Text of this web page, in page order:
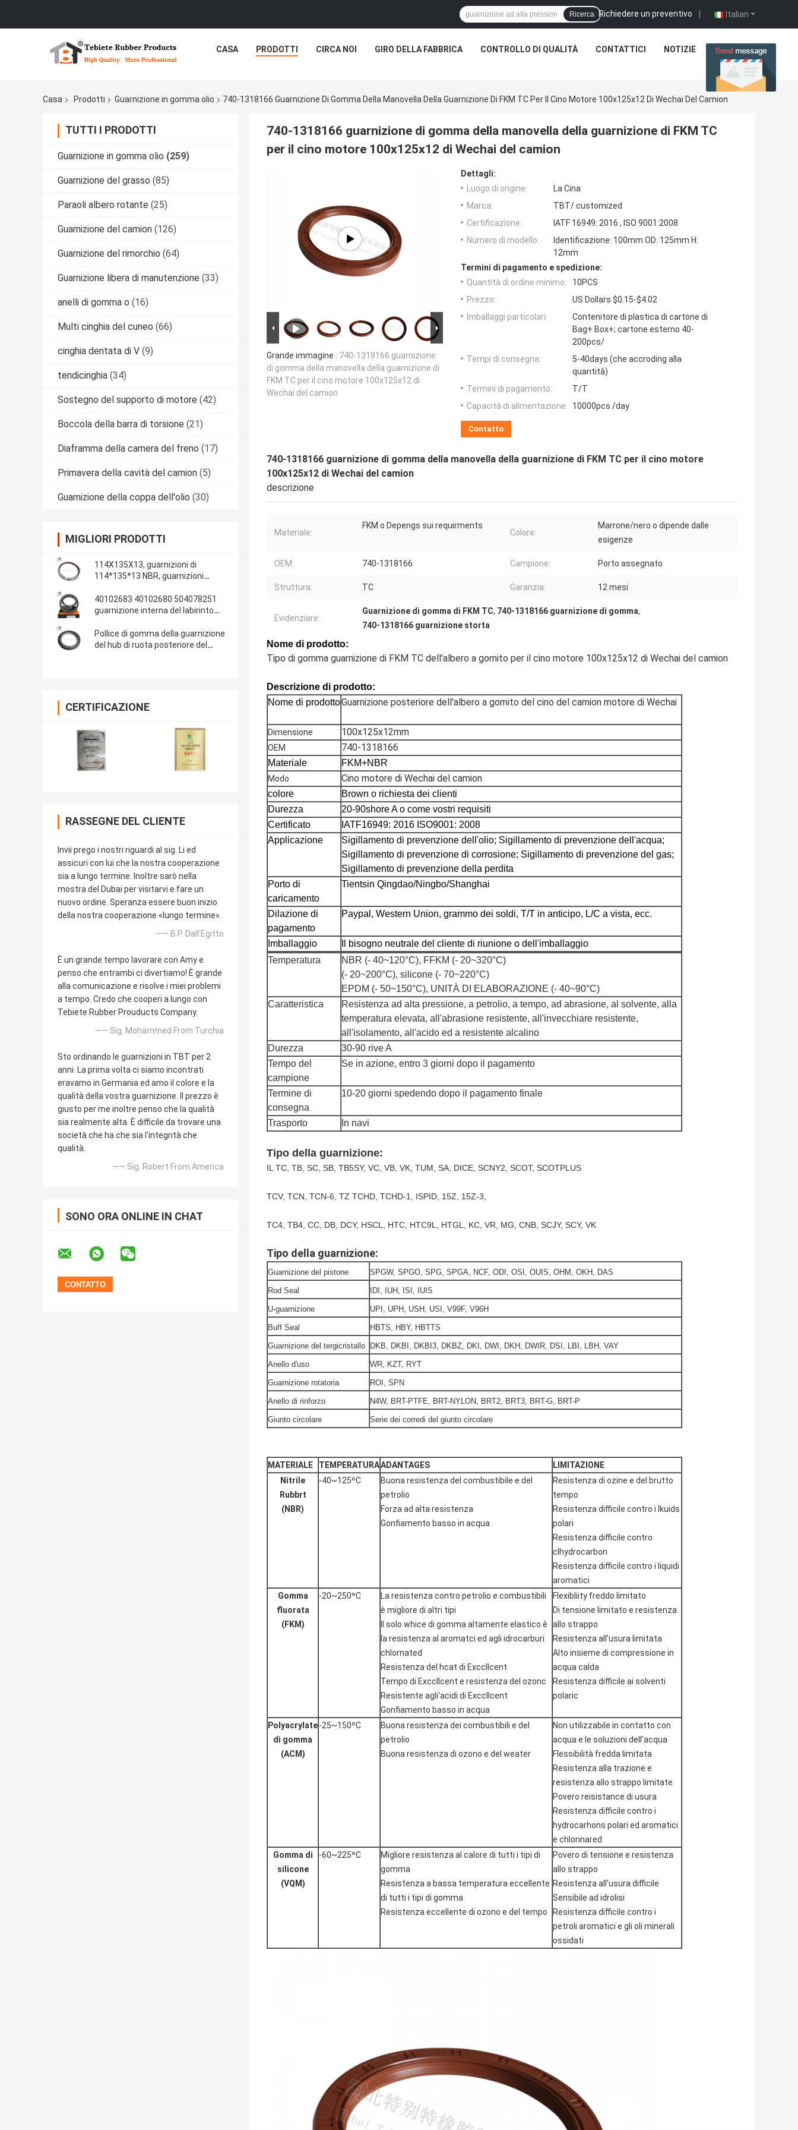
Italian
Richiedere un preventivo |
Ricerca
CASA PRODOTTI CIRCA NOI GIRO DELLA FABBRICA CONTROLLO DI QUALITÀ CONTATTICI NOTIZIE CASI
Casa Prodotti Guarnizione in gomma olio 740-1318166 Guarnizione Di Gomma Della Manovella Della Guarnizione Di FKM TC Per Il Cino Motore 100x125x12 Di Wechai Del Camion
TUTTI I PRODOTTI
Guarnizione in gomma olio (259)
Guarnizione del grasso (85)
Paraoli albero rotante (25)
Guarnizione del camion (126)
Guarnizione del rimorchio (64)
Guarnizione libera di manutenzione (33)
anelli di gomma o (16)
Multi cinghia del cuneo (66)
cinghia dentata di V (9)
tendicinghia (34)
Sostegno del supporto di motore (42)
Boccola della barra di torsione (21)
Diaframma della camera del freno (17)
Primavera della cavità del camion (5)
Guarnizione della coppa dell'olio (30)
MIGLIORI PRODOTTI
114X135X13, guarnizioni di
114*135*13 NBR, guarnizioni
materiale delle guarnizioni: NBR
40102683 40102680 504078251
guarnizione interna del labirinto
gomito di IVECO 100*130*13/14
Pollice di gomma della guarnizione
del hub di ruota posteriore del
CERTIFICAZIONE
RASSEGNE DEL CLIENTE
Invii prego i nostri riguardi al sig. Li ed
assicuri con lui che la nostra cooperazione
sia a lungo termine. Inoltre sarò nella
mostra del Dubai per visitarvi e fare un
nuovo ordine. Speranza essere buon inizio
della nostra cooperazione «lungo termine».
—— B.P. Dall'Egitto
È un grande tempo lavorare con Amy e
penso che entrambi ci divertiamo! È grande
alla comunicazione e risolve i miei problemi
a tempo. Credo che cooperi a lungo con
Tebiete Rubber Prouducts Company.
—— Sig. Mohammed From Turchia
Sto ordinando le guarnizioni in TBT per 2
anni. La prima volta ci siamo incontrati
eravamo in Germania ed amo il colore e la
qualità della vostra guarnizione. Il prezzo è
giusto per me inoltre penso che la qualità
sia realmente alta. È difficile da trovare una
società che ha che sia l'integrità che
qualità.
—— Sig. Robert From America
SONO ORA ONLINE IN CHAT
740-1318166 guarnizione di gomma della manovella della guarnizione di FKM TC
per il cino motore 100x125x12 di Wechai del camion
Grande immagine : 740-1318166 guarnizione
di gomma della manovella della guarnizione di
FKM TC per il cino motore 100x125x12 di
Wechai del camion
Dettagli:
Luogo di origine:
La Cina
Marca:
TBT/ customized
Certificazione:
IATF 16949: 2016 , ISO 9001:2008
Numero di modello:
Identificazione: 100mm OD: 125mm H:
12mm
Termini di pagamento e spedizione:
Quantità di ordine minimo:
10PCS
Prezzo:
US Dollars $0.15-$4.02
Imballaggi particolari:
Contenitore di plastica di cartone di
Bag+ Box+; cartone esterno 40-
200pcs/
Tempi di consegna:
5-40days (che accroding alla
quantità)
Termini di pagamento:
T/T
Capacità di alimentazione:
10000pcs /day
Contatto
740-1318166 guarnizione di gomma della manovella della guarnizione di FKM TC per il cino motore
100x125x12 di Wechai del camion
descrizione
Materiale:
FKM o Depengs sui requirments
Colore:
Marrone/nero o dipende dalle
esigenze
OEM: 740-1318166 Campione: Porto assegnato
Struttura: TC Garanzia: 12 mesi
Evidenziare:
Guarnizione di gomma di FKM TC, 740-1318166 guarnizione di gomma,
740-1318166 guarnizione storta
Nome di prodotto:
Tipo di gomma guarnizione di FKM TC dell'albero a gomito per il cino motore 100x125x12 di Wechai del camion
Descrizione di prodotto:
Nome di prodottoGuarnizione posteriore dell'albero a gomito del cino del camion motore di Wechai
Dimensione 100x125x12mm
OEM 740-1318166
Materiale FKM+NBR
Modo Cino motore di Wechai del camion
colore
Brown o richiesta dei clienti
Durezza
20-90shore A o come vostri requisiti
Certificato
IATF16949: 2016 ISO9001: 2008
Applicazione
Sigillamento di prevenzione dell'olio; Sigillamento di prevenzione dell'acqua;
Sigillamento di prevenzione di corrosione; Sigillamento di prevenzione del gas;
Sigillamento di prevenzione della perdita
Porto di
caricamento
Tientsin Qingdao/Ningbo/Shanghai
Dilazione di
pagamento
Paypal, Western Union, grammo dei soldi, T/T in anticipo, L/C a vista, ecc.
Imballaggio
Il bisogno neutrale del cliente di riunione o dell'imballaggio
Temperatura
NBR (- 40~120°C), FFKM (- 20~320°C)
(- 20~200°C), silicone (- 70~220°C)
EPDM (- 50~150°C), UNITÀ DI ELABORAZIONE (- 40~90°C)
Caratteristica
Resistenza ad alta pressione, a petrolio, a tempo, ad abrasione, al solvente, alla
temperatura elevata, all'abrasione resistente, all'invecchiare resistente,
all'isolamento, all'acido ed a resistente alcalino
Durezza
30-90 rive A
Tempo del
campione
Se in azione, entro 3 giorni dopo il pagamento
Termine di
consegna
10-20 giorni spedendo dopo il pagamento finale
Trasporto In navi
Tipo della guarnizione:
IL TC, TB, SC, SB, TB5SY, VC, VB, VK, TUM, SA, DICE, SCNY2, SCOT, SCOTPLUS
TCV, TCN, TCN-6, TZ TCHD, TCHD-1, ISPID, 15Z, 15Z-3,
TC4, TB4, CC, DB, DCY, HSCL, HTC, HTC9L, HTGL, KC, VR, MG, CNB, SCJY, SCY, VK
Tipo della guarnizione:
Guarnizione del pistone SPGW, SPGO, SPG, SPGA, NCF, ODI, OSI, OUIS, OHM, OKH, DAS
Rod Seal IDI, IUH, ISI, IUIS
U-guarnizione UPI, UPH, USH, USI, V99F, V96H
Buff Seal HBTS, HBY, HBTTS
Guarnizione del tergicristallo DKB, DKBI, DKBI3, DKBZ, DKI, DWI, DKH, DWIR, DSI, LBI, LBH, VAY
Anello d'uso WR, KZT, RYT
Guarnizione rotatoria ROI, SPN
Anello di rinforzo N4W, BRT-PTFE, BRT-NYLON, BRT2, BRT3, BRT-G, BRT-P
Giunto circolare Serie dei corredi del giunto circolare
MATERIALE TEMPERATURAADANTAGES
LIMITAZIONE
Nitrile
Rubbrt
(NBR)
-40~125ºC
Buona resistenza del combustibile e del
petrolio
Forza ad alta resistenza
Gonfiamento basso in acqua
Resistenza di ozine e del brutto
tempo
Resistenza difficile contro i lkuids
polari
Resistenza difficile contro
clhydrocarbon
Resistenza difficile contro i liquidi
aromatici
Gomma
fluorata
(FKM)
-20~250ºC
La resistenza contro petrolio e combustibili
è migliore di altri tipi
Il solo whice di gomma altamente elastico è
la resistenza al aromatci ed agli idrocarburi
chlornated
Resistenza del hcat di Exccllcent
Tempo di Exccllcent e resistenza del ozonc
Resistente agli'acidi di Exccllcent
Gonfiamento basso in acqua
Flexibliity freddo limitato
Di tensione limitato e resistenza
allo strappo
Resistenza all'usura limitata
Alto insieme di compressione in
acqua calda
Resistenza difficile ai solventi
polaric
Polyacrylate
di gomma
(ACM)
-25~150ºC
Buona resistenza dei combustibili e del
petrolio
Buona resistenza di ozono e del weater
Non utilizzabile in contatto con
acqua e le soluzioni dell'acqua
Flessibilità fredda limitata
Resistenza alla trazione e
resistenza allo strappo limitate
Povero reisistance di usura
Resistenza difficile contro i
hydrocarhons polari ed aromatici
e chlorinared
Gomma di
silicone
(VQM)
-60~225ºC
Migliore resistenza al calore di tutti i tipi di
gomma
Resistenza a bassa temperatura eccellente
di tutti i tipi di gomma
Resistenza eccellente di ozono e del tempo
Povero di tensione e resistenza
allo strappo
Resistenza all'usura difficile
Sensibile ad idrolisi
Resistenza difficile contro i
petroli aromatici e gli oli minerali
ossidati